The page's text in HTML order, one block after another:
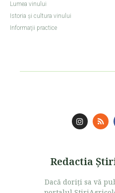
Lumea vinului
Istoria şi cultura vinului
Informaţii practice
Redactia
Dacă doriţi sa vă